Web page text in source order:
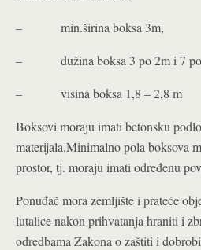
– min.širina boksa 3m,
– dužina boksa 3 po 2m i 7 po
– visina boksa 1,8 – 2,8 m
Boksovi moraju imati betonsku
materijala.Minimalno pola boksova
prostor, tj. moraju imati određenu
Ponuđač mora zemljište i prateće
lutalice nakon prihvatanja hraniti i
odredbama Zakona o zaštiti i